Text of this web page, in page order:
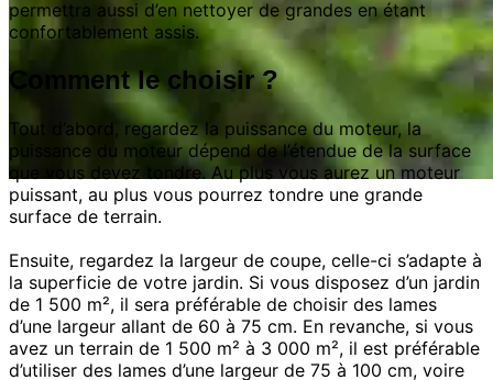
permettra aussi d’en nettoyer de grandes en étant
confortablement assis.
Comment le choisir ?
Tout d’abord, regardez la puissance du moteur, la
puissance du moteur dépend de l’étendue de la surface
que vous devez tondre. Au plus vous aurez un moteur
puissant, au plus vous pourrez tondre une grande
surface de terrain.
Ensuite, regardez la largeur de coupe, celle-ci s’adapte à
la superficie de votre jardin. Si vous disposez d’un jardin
de 1 500 m², il sera préférable de choisir des lames
d’une largeur allant de 60 à 75 cm. En revanche, si vous
avez un terrain de 1 500 m² à 3 000 m², il est préférable
d’utiliser des lames d’une largeur de 75 à 100 cm, voire